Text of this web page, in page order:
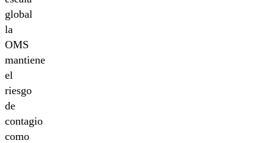
global
la
OMS
mantiene
el
riesgo
de
contagio
como